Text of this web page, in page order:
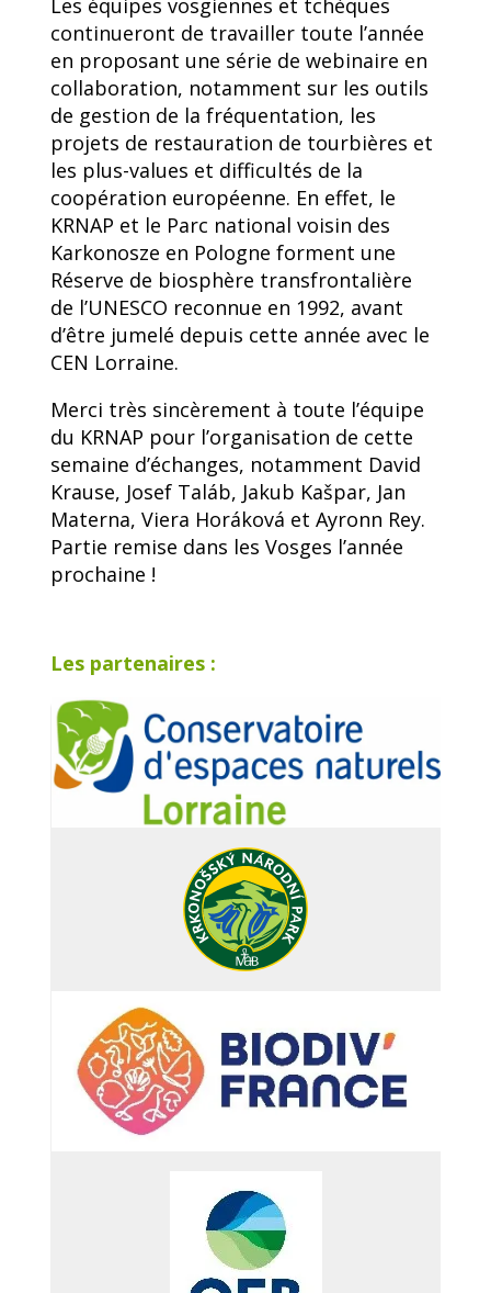
Les équipes vosgiennes et tchèques
continueront de travailler toute l’année
en proposant une série de webinaire en
collaboration, notamment sur les outils
de gestion de la fréquentation, les
projets de restauration de tourbières et
les plus-values et difficultés de la
coopération européenne. En effet, le
KRNAP et le Parc national voisin des
Karkonosze en Pologne forment une
Réserve de biosphère transfrontalière
de l’UNESCO reconnue en 1992, avant
d’être jumelé depuis cette année avec le
CEN Lorraine.
Merci très sincèrement à toute l’équipe
du KRNAP pour l’organisation de cette
semaine d’échanges, notamment David
Krause, Josef Taláb, Jakub Kašpar, Jan
Materna, Viera Horáková et Ayronn Rey.
Partie remise dans les Vosges l’année
prochaine !
Les partenaires :